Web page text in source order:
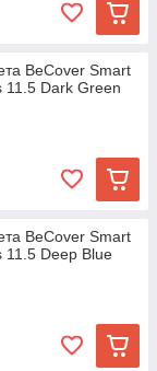
BeCover Smart
11.5 Dark Green
BeCover Smart
11.5 Deep Blue